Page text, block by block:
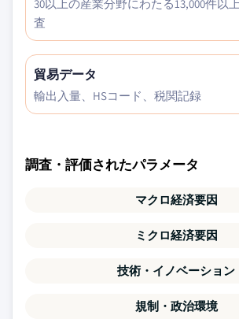
30以上の産業分野にわたる13,000件以
査
貿易データ
輸出入量、HSコード、税関記録
調査・評価されたパラメータ
マクロ経済要因
ミクロ経済要因
技術・イノベーション
規制・政治環境